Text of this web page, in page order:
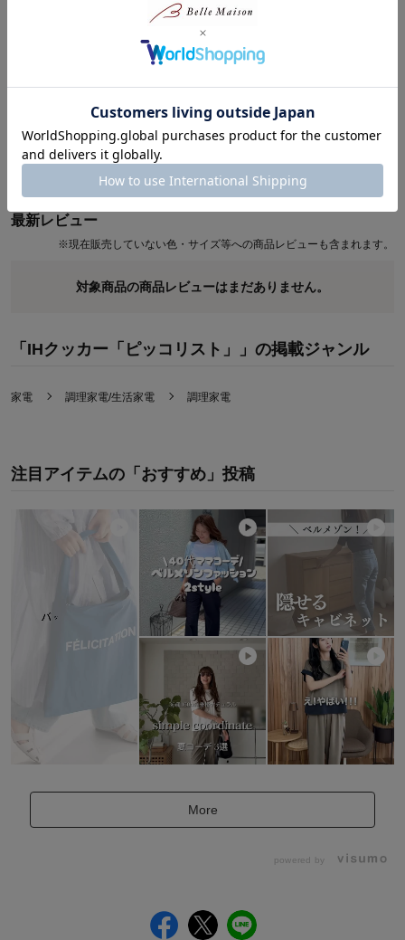
●火力や時間をダイヤルで簡単に設定できます
●鍋底径約10～14cm対応
●料理の幅が広がる6段階の加熱調理
●ひとり使いやアウトドアなど様々な場面で活躍します
商品レビュー
最新レビュー
※現在販売していない色・サイズ等への商品レビューも含まれます。
対象商品の商品レビューはまだありません。
「IHクッカー「ピッコリスト」」の掲載ジャンル
家電 調理家電/生活家電 調理家電
注目アイテムの「おすすめ」投稿
More
powered by